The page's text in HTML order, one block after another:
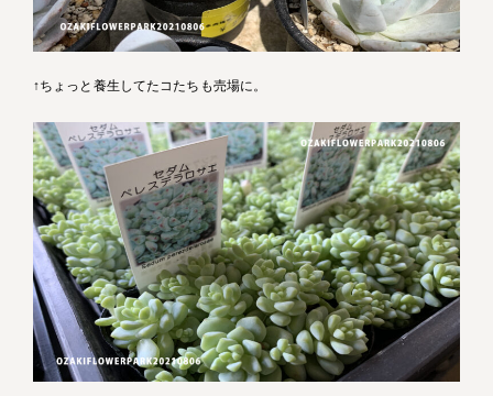
↑ちょっと養生してたコたちも売場に。